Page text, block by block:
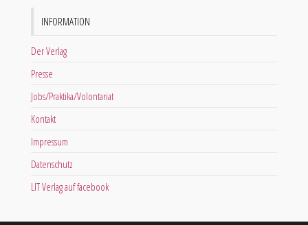
INFORMATION
Der Verlag
Presse
Jobs/Praktika/Volontariat
Kontakt
Impressum
Datenschutz
LIT Verlag auf facebook